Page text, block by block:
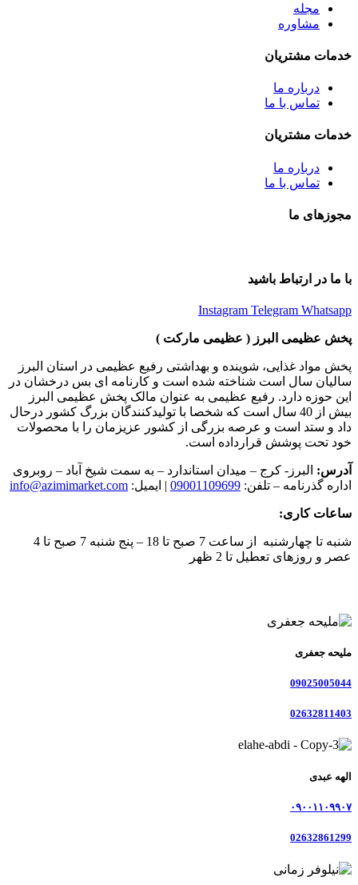
مجله
مشاوره
خدمات مشتریان
درباره ما
تماس با ما
خدمات مشتریان
درباره ما
تماس با ما
مجوزهای ما
با ما در ارتباط باشید
Instagram Telegram Whatsapp
پخش عظیمی البرز ( عظیمی مارکت )
پخش مواد غذایی، شوینده و بهداشتی رفیع عظیمی در استان البرز
سالیان سال است شناخته شده است و کارنامه ای بس درخشان در
این حوزه دارد. رفیع عظیمی به عنوان مالک پخش عظیمی البرز
بیش از 40 سال است که شخصا با تولیدکنندگان بزرگ کشور درحال
داد و ستد است و عرصه بزرگی از کشور عزیزمان را با محصولات
خود تحت پوشش قرارداده است.
آدرس: البرز- کرج – میدان استاندارد – به سمت شیخ آباد – روبروی
اداره گذرنامه – تلفن: 09001109699 | ایمیل: info@azimimarket.com
ساعات کاری:
شنبه تا چهارشنبه از ساعت 7 صبح تا 18 – پنج شنبه 7 صبح تا 4
عصر و روزهای تعطیل تا 2 ظهر
ملیحه جعفری
09025005044
02632811403
الهه عبدی
۰۹۰۰۱۱۰۹۹۰۷
02632861299